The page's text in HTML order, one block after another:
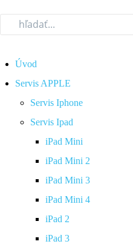
Úvod
Servis APPLE
Servis Iphone
Servis Ipad
iPad Mini
iPad Mini 2
iPad Mini 3
iPad Mini 4
iPad 2
iPad 3